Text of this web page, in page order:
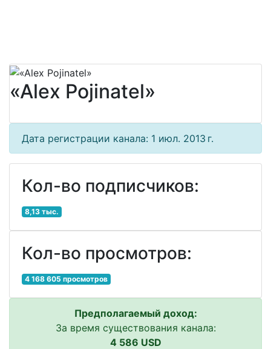
«Alex Pojinatel»
Дата регистрации канала: 1 июл. 2013 г.
Кол-во подписчиков:
8,13 тыс.
Кол-во просмотров:
4 168 605 просмотров
Предполагаемый доход:
За время существования канала:
4 586 USD